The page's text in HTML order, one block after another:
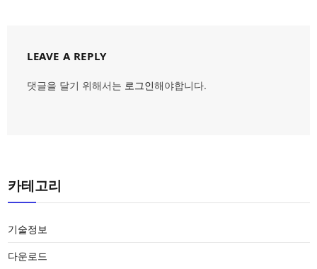
LEAVE A REPLY
댓글을 달기 위해서는 로그인해야합니다.
카테고리
기술정보
다운로드